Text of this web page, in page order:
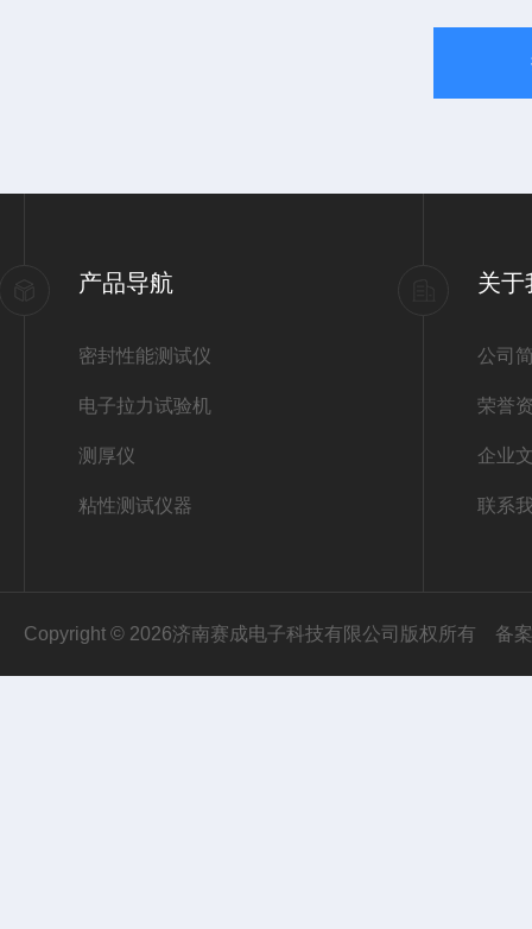
产品导航
密封性能测试仪
电子拉力试验机
测厚仪
粘性测试仪器
关于
公司
荣誉
企业
联系
Copyright © 2026济南赛成电子科技有限公司版权所有 备